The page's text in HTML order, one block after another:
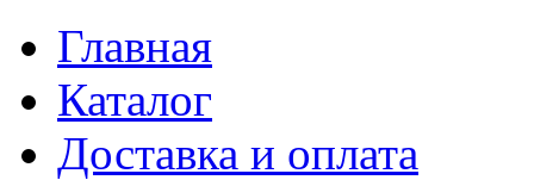
Главная
Каталог
Доставка и оплата